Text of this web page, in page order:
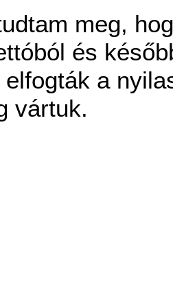
meg,
és
a
vártuk.